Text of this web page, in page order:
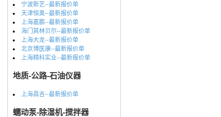
宁波新艺--最新报价单
天津恒奥--最新报价单
上海嘉鹏--最新报价单
海门其林贝尔--最新报价单
上海大龙--最新报价单
北京博医康--最新报价单
上海精科实业--最新报价单
地质-公路-石油仪器
上海昌吉--最新报价单
蠕动泵-除湿机-搅拌器